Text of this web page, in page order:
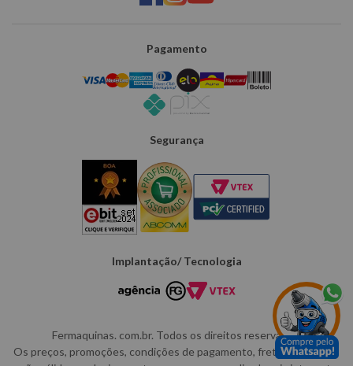
Pagamento
Segurança
Implantação/ Tecnologia
Fermaquinas. com.br. Todos os direitos reservados.
Os preços, promoções, condições de pagamento, frete e produtos